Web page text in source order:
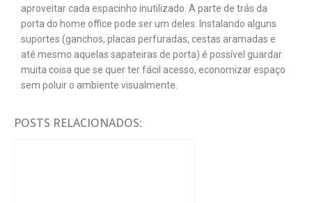
aproveitar cada espacinho inutilizado. A parte de trás da
porta do home office pode ser um deles. Instalando alguns
suportes (ganchos, placas perfuradas, cestas aramadas e
até mesmo aquelas sapateiras de porta) é possível guardar
muita coisa que se quer ter fácil acesso, economizar espaço
sem poluir o ambiente visualmente.
POSTS RELACIONADOS: